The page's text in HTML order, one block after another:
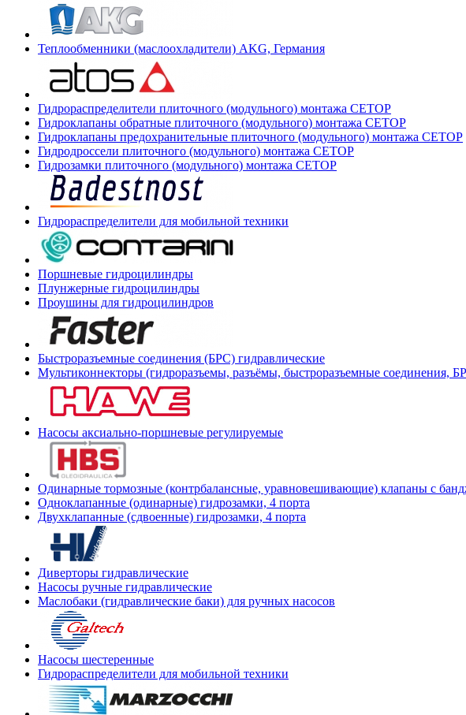
Теплообменники (маслоохладители) AKG, Германия
Гидрораспределители плиточного (модульного) монтажа СЕТОР
Гидроклапаны обратные плиточного (модульного) монтажа CETOP
Гидроклапаны предохранительные плиточного (модульного) монтажа CETOP
Гидродроссели плиточного (модульного) монтажа CETOP
Гидрозамки плиточного (модульного) монтажа CETOP
Гидрораспределители для мобильной техники
Поршневые гидроцилиндры
Плунжерные гидроцилиндры
Проушины для гидроцилиндров
Быстроразъемные соединения (БРС) гидравлические
Мультиконнекторы (гидроразъемы, разъёмы, быстроразъемные соединения,
Насосы аксиально-поршневые регулируемые
Одинарные тормозные (контрбалансные, уравновешивающие) клапаны с
Одноклапанные (одинарные) гидрозамки, 4 порта
Двухклапанные (сдвоенные) гидрозамки, 4 порта
Диверторы гидравлические
Насосы ручные гидравлические
Маслобаки (гидравлические баки) для ручных насосов
Насосы шестеренные
Гидрораспределители для мобильной техники